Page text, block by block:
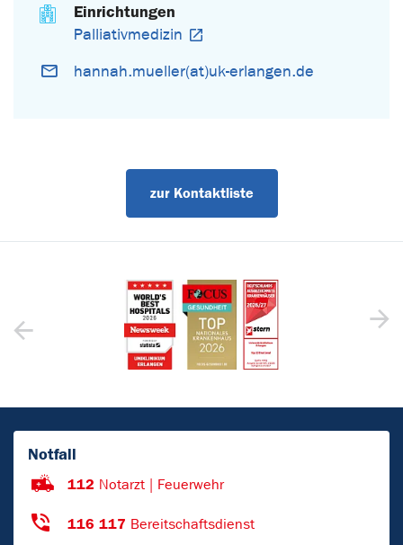
Einrichtungen
Palliativmedizin
hannah.mueller(at)uk-erlangen.de
zur Kontaktliste
Notfall
112 Notarzt | Feuerwehr
116 117 Bereitschaftsdienst